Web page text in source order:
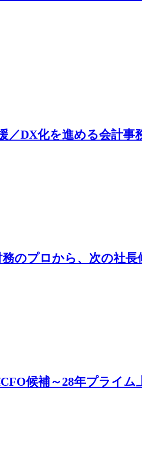
／DX化を進める会計事
のプロから、次の社長
候補～28年プライム